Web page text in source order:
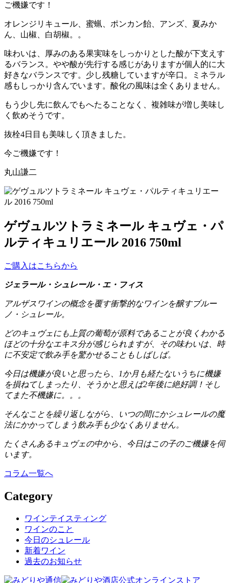
ご機嫌です！
オレンジリキュール、蜜蝋、ポンカン飴、アンズ、夏みか
ん、山椒、白胡椒。。
味わいは、厚みのある果実味をしっかりとした酸が下支えす
るバランス。やや酸が先行する感じがありますが個人的に大
好きなバランスです。少し残糖していますが辛口。ミネラル
感もしっかり含んでいます。酸化の風味は全くありません。
もう少し先に飲んでもへたることなく、複雑味が増し美味し
く飲めそうです。
抜栓4日目も美味しく頂きました。
今ご機嫌です！
丸山謙二
ゲヴュルツトラミネール キュヴェ・パ
ルティキュリエール 2016 750ml
ご購入はこちらから
ジェラール・シュレール・エ・フィス
アルザスワインの概念を覆す衝撃的なワインを醸すブルー
ノ・シュレール。
どのキュヴェにも上質の葡萄が原料であることが良くわかる
ほどの十分なエキス分が感じられますが、その味わいは、時
に不安定で飲み手を驚かせることもしばしば。
今日は機嫌が良いと思ったら、1か月も経たないうちに機嫌
を損ねてしまったり、そうかと思えば2年後に絶好調！そし
てまた不機嫌に。。。
そんなことを繰り返しながら、いつの間にかシュレールの魔
法にかかってしまう飲み手も少なくありません。
たくさんあるキュヴェの中から、今日はこの子のご機嫌を伺
います。
コラム一覧へ
Category
ワインテイスティング
ワインのこと
今日のシュレール
新着ワイン
過去のお知らせ